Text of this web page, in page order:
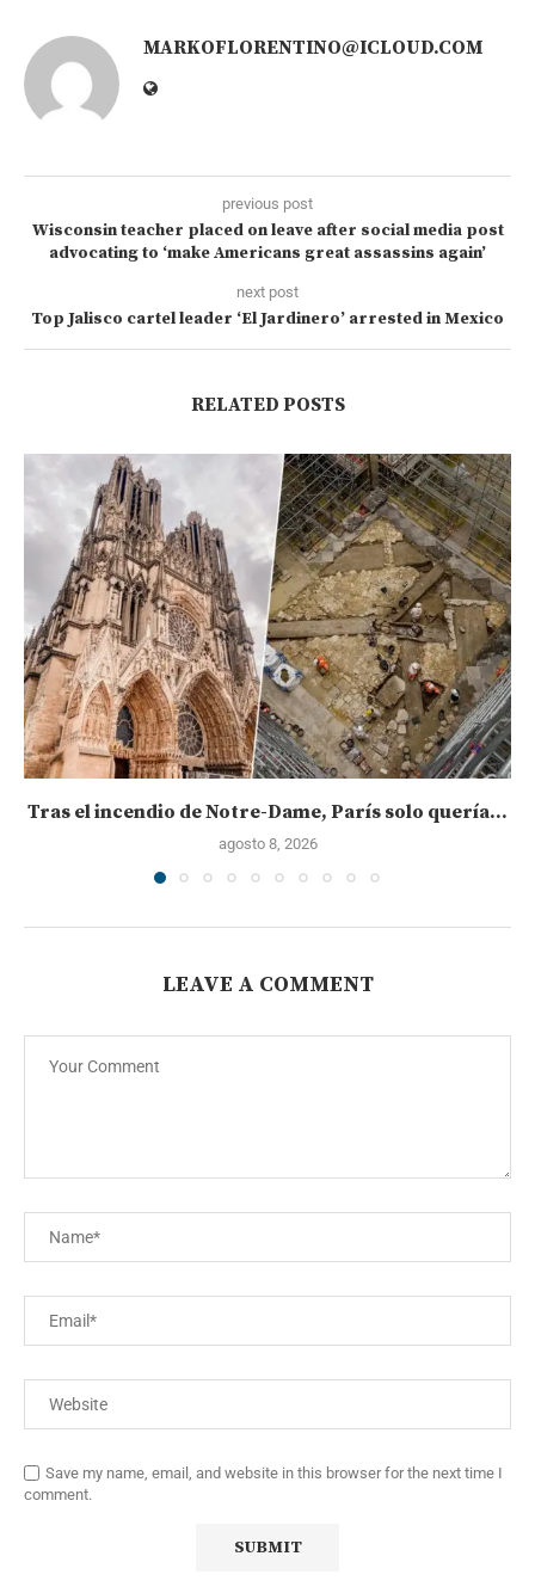
MARKOFLORENTINO@ICLOUD.COM
previous post
Wisconsin teacher placed on leave after social media post
advocating to ‘make Americans great assassins again’
next post
Top Jalisco cartel leader ‘El Jardinero’ arrested in Mexico
RELATED POSTS
Tras el incendio de Notre-Dame, París solo quería...
agosto 8, 2026
LEAVE A COMMENT
Save my name, email, and website in this browser for the next time I
comment.